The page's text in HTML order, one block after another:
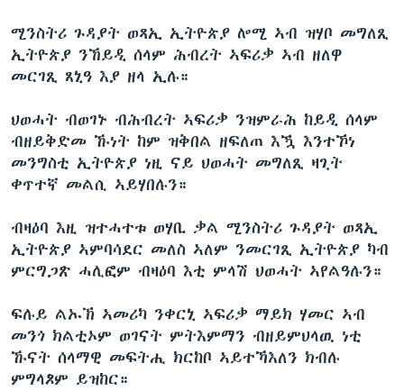
ሚንስትሪ ጉዳያት ወጻኢ ኢትዮጵያ ሎሚ ኣብ ዝሃቦ መግለጺ
ኢትዮጵያ ንኸይዲ ሰላም ሕብረት ኣፍሪቃ ኣብ ዘለዋ
መርገጺ ጸኒዓ እያ ዘላ ኢሉ።
ህወሓት ብወገኑ ብሕብረት ኣፍሪቃ ንዝምራሕ ከይዲ ሰላም
ብዘይቅድመ ኹነት ከም ዝቅበል ዘፍለጠ እዃ እንተኾነ
መንግስቲ ኢትዮጵያ ነዚ ናይ ህወሓት መግለጺ ዛጊት
ቀጥተኛ መልሲ ኣይሃበሉን።
ብዛዕባ እዚ ዝተሓተቱ ወሃቢ ቃል ሚንስትሪ ጉዳያት ወጻኢ
ኢትዮጵያ ኣምባሳደር መለስ ኣለም ንመርገጺ ኢትዮጵያ ካብ
ምርግጋጽ ሓሊፎም ብዛዕባ እቲ ምላሽ ህወሓት ኣየልዓሉን።
ፍሉይ ልኡኽ ኣመሪካ ንቀርኒ ኣፍሪቃ ማይክ ሃመር ኣብ
መንጎ ክልቲኦም ወገናት ምትእምማን ብዘይምህላዉ ነቲ
ኹናት ሰላማዊ መፍትሒ ክርከቦ ኣይተኻእለን ክብሉ
ምግላጾም ይዝከር።